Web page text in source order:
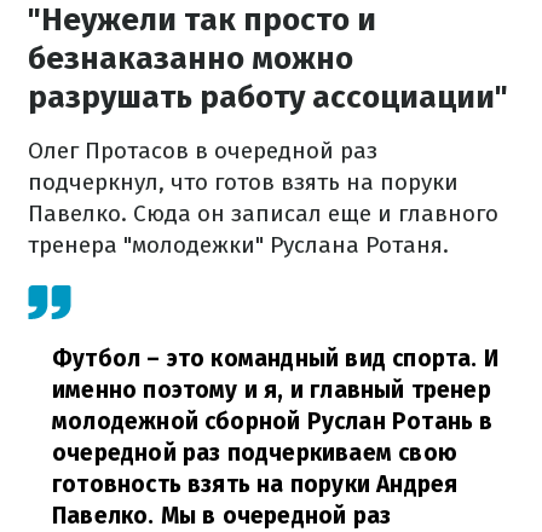
"Неужели так просто и
безнаказанно можно
разрушать работу ассоциации"
Олег Протасов в очередной раз
подчеркнул, что готов взять на поруки
Павелко. Сюда он записал еще и главного
тренера "молодежки" Руслана Ротаня.
Футбол – это командный вид спорта. И
именно поэтому и я, и главный тренер
молодежной сборной Руслан Ротань в
очередной раз подчеркиваем свою
готовность взять на поруки Андрея
Павелко. Мы в очередной раз